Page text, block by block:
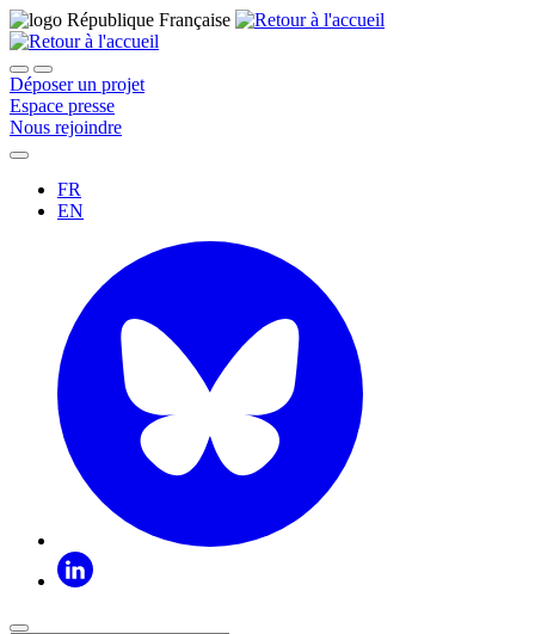
Déposer un projet
Espace presse
Nous rejoindre
FR
EN